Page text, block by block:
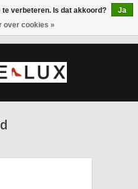
verbeteren. Is dat akkoord?
Ja
over cookies »